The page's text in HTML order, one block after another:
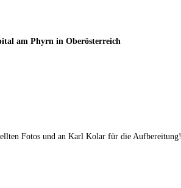
am Phyrn in Oberösterreich
Fotos und an Karl Kolar für die Aufbereitung!